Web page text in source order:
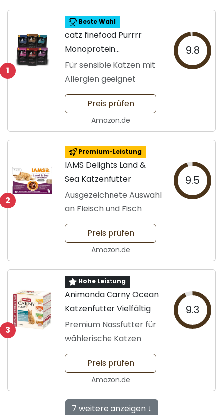
1
Beste Wahl
catz finefood Purrrr
Monoprotein
Katzenfutter
Für sensible Katzen mit
Allergien geeignet
9.8
Preis prüfen
Amazon.de
2
Premium-Leistung
IAMS Delights Land &
Sea Katzenfutter
Ausgezeichnete Auswahl
an Fleisch und Fisch
9.5
Preis prüfen
Amazon.de
3
Hohe Leistung
Animonda Carny Ocean
Katzenfutter Vielfältig
Premium Nassfutter für
wählerische Katzen
9.3
Preis prüfen
Amazon.de
7 weitere anzeigen ↓